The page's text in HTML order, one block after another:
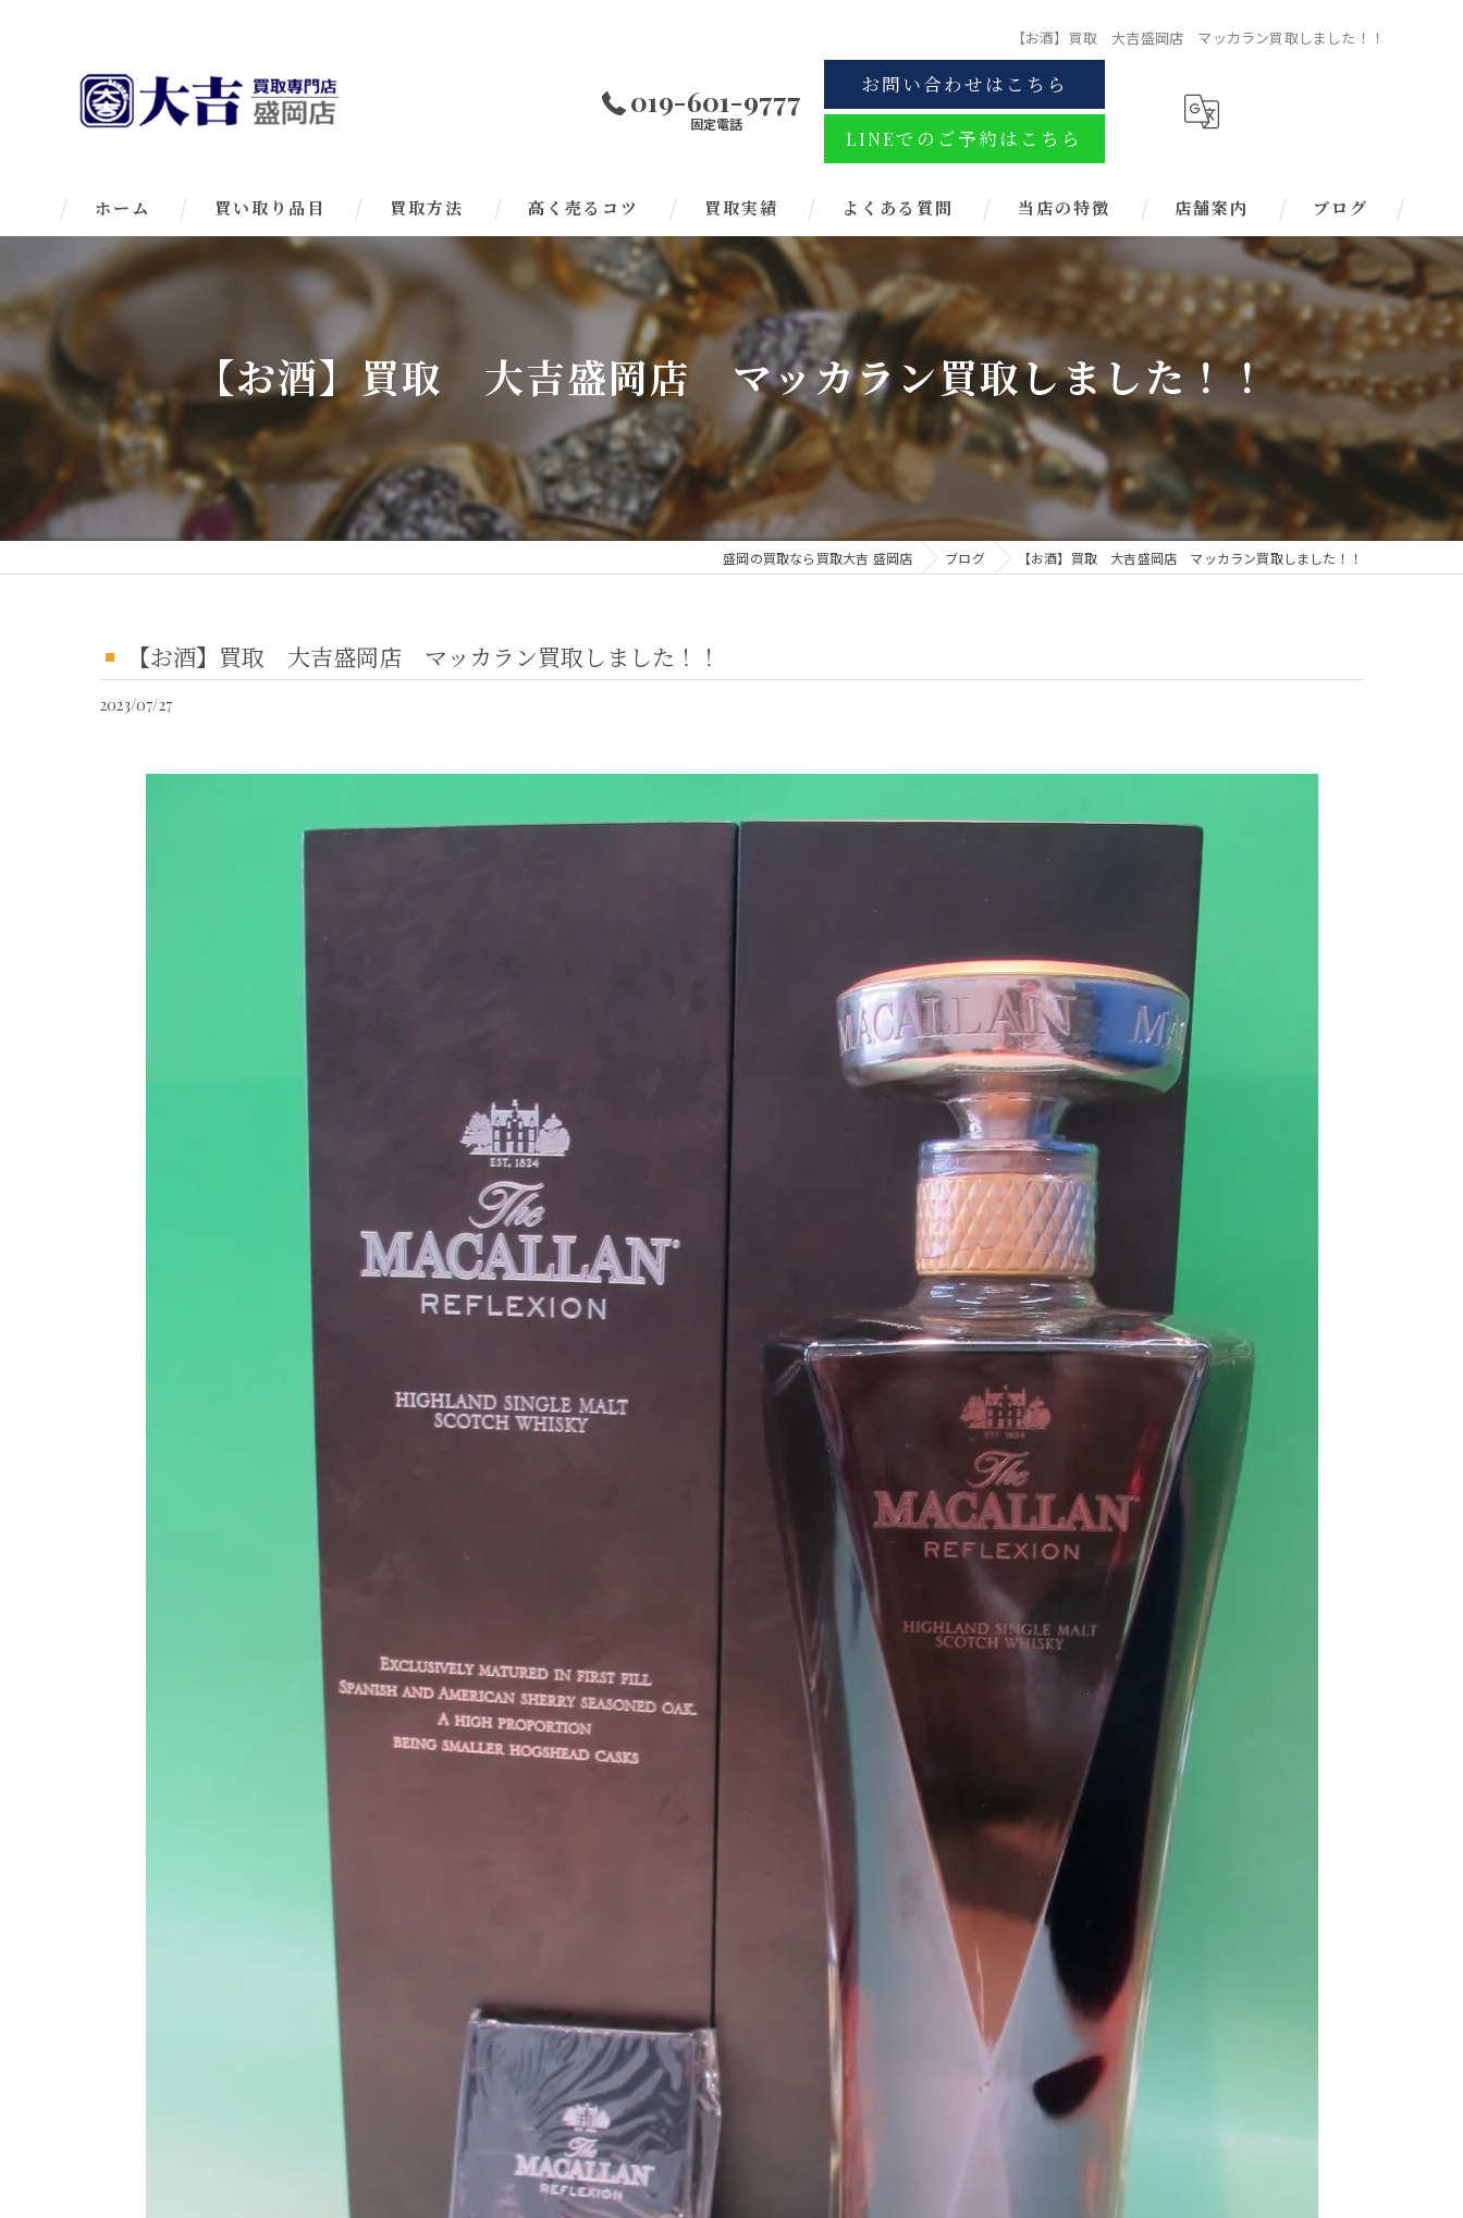
【お酒】買取 大吉盛岡店 マッカラン買取しました！！
019-601-9777
固定電話
お問い合わせはこちら
LINEでのご予約はこちら
ホーム 買い取り品目 買取方法 高く売るコツ 買取実績 よくある質問 当店の特徴
ブランド
お酒
金券
時計
店舗案内 ブログ
【お酒】買取 大吉盛岡店 マッカラン買取しました！！
盛岡の買取なら買取大吉 盛岡店 ブログ 【お酒】買取 大吉盛岡店 マッカラン買取しました！！
【お酒】買取 大吉盛岡店 マッカラン買取しました！！
2023/07/27